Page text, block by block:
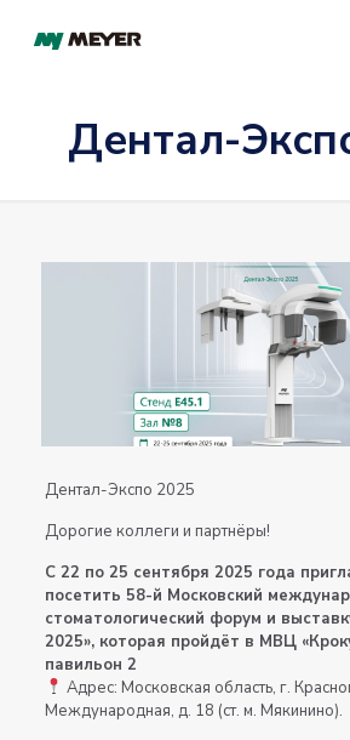
Дентал-
Дентал-Экспо 2025
Дорогие коллеги и партнёры!
С 22 по 25 сентября 2025 года
посетить 58-й Московский
стоматологический форум и
2025», которая пройдёт в МВЦ
павильон 2
Адрес: Московская область, г.
Международная, д. 18 (ст. м. Мякинино).